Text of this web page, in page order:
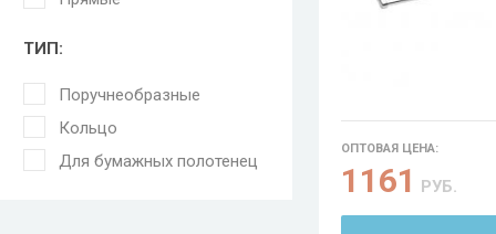
ТИП:
Поручнеобразные
Кольцо
Для бумажных полотенец
ОПТОВАЯ ЦЕНА:
1161 РУБ.